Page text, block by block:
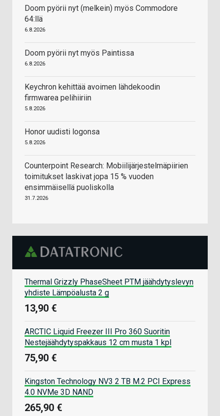
Doom pyörii nyt (melkein) myös Commodore
64:llä
6.8.2026
Doom pyörii nyt myös Paintissa
6.8.2026
Keychron kehittää avoimen lähdekoodin
firmwarea pelihiiriin
5.8.2026
Honor uudisti logonsa
5.8.2026
Counterpoint Research: Mobiilijärjestelmäpiirien
toimitukset laskivat jopa 15 % vuoden
ensimmäisellä puoliskolla
31.7.2026
Thermal Grizzly PhaseSheet PTM jäähdytyslevyn
yhdiste Lämpöalusta 2 g
13,90 €
ARCTIC Liquid Freezer III Pro 360 Suoritin
Nestejäähdytyspakkaus 12 cm musta 1 kpl
75,90 €
Kingston Technology NV3 2 TB M.2 PCI Express
4.0 NVMe 3D NAND
265,90 €